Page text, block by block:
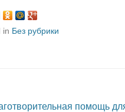
in Без рубрики
помощь